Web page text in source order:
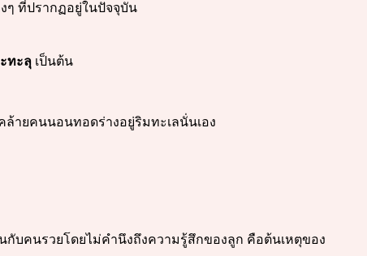
ๆ ที่ปรากฏอยู่ในปัจจุบัน
ะทะลุ เป็นต้น
ายคนนอนทอดร่างอยู่ริมทะเลนั่นเอง
กับคนรวยโดยไม่คำนึงถึงความรู้สึกของลูก คือต้นเหตุของ